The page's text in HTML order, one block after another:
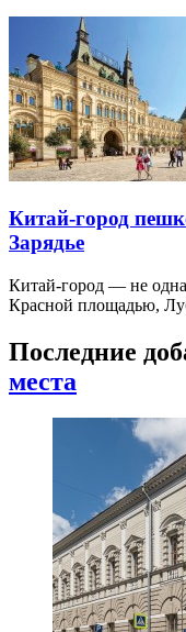
Китай-город
Зарядье
Китай-город — не
Красной площадью,
Последние
места